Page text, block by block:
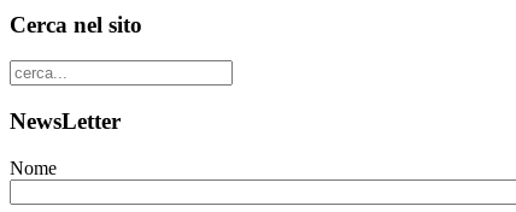
Cerca nel sito
NewsLetter
Nome